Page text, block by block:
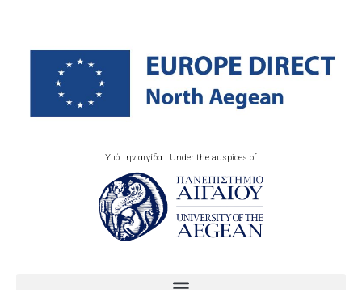
Υπό την αιγίδα | Under the auspices of